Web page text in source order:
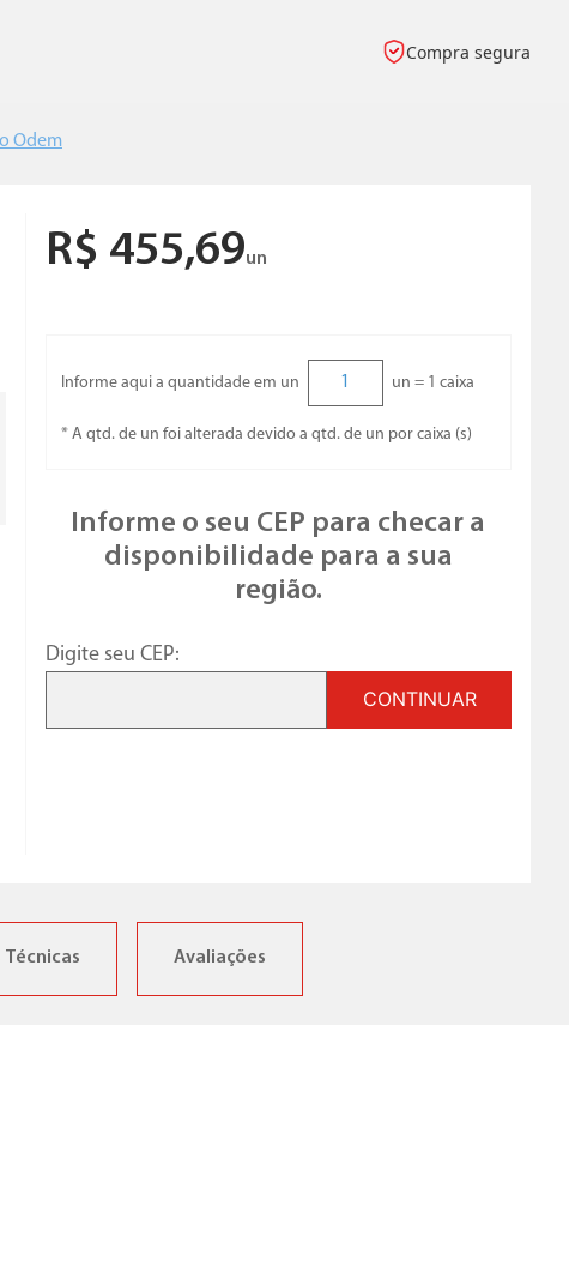
Compra segura
Odem
R$ 455,69un
Informe aqui a quantidade em un un = 1 caixa
* A qtd. de un foi alterada devido a qtd. de un por caixa (s)
Informe o seu CEP para checar a
disponibilidade para a sua
região.
Digite seu CEP:
CONTINUAR
Técnicas Avaliações